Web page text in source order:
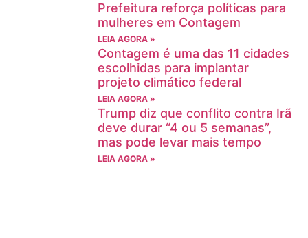
Prefeitura reforça políticas para
mulheres em Contagem
LEIA AGORA »
Contagem é uma das 11 cidades
escolhidas para implantar
projeto climático federal
LEIA AGORA »
Trump diz que conflito contra Irã
deve durar “4 ou 5 semanas”,
mas pode levar mais tempo
LEIA AGORA »